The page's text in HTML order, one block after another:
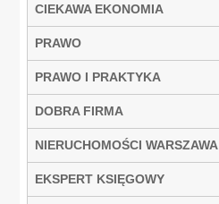
CIEKAWA EKONOMIA
PRAWO
PRAWO I PRAKTYKA
DOBRA FIRMA
NIERUCHOMOŚCI WARSZAWA
EKSPERT KSIĘGOWY